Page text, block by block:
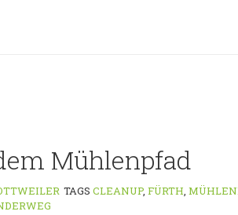
Mühlenpfad
TAGS CLEANUP, FÜRTH,